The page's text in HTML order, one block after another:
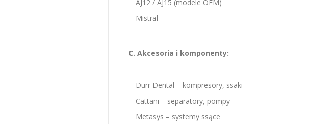
AJ12 / AJ15 (modele OEM)
Mistral
C. Akcesoria i komponenty:
Dürr Dental – kompresory, ssaki
Cattani – separatory, pompy
Metasys – systemy ssące